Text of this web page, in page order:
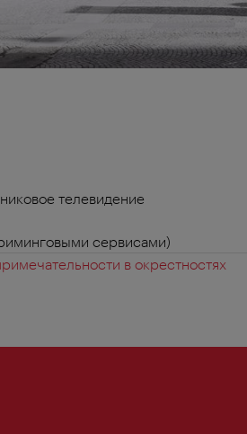
телевидение
сервисами)
в окрестностях